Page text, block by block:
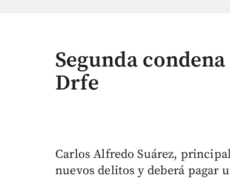
Segunda
Drfe
Carlos Alfredo Suárez,
nuevos delitos y deberá pagar